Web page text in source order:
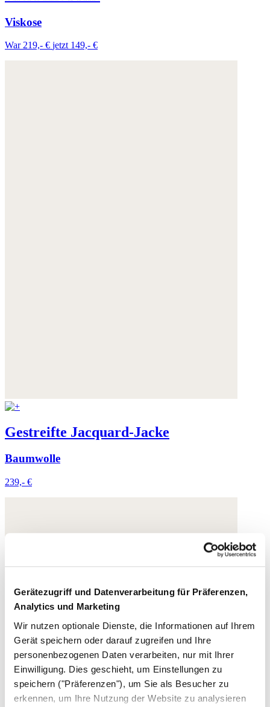
Gerätezugriff und Datenverarbeitung für Präferenzen,
Analytics und Marketing
Wir nutzen optionale Dienste, die Informationen auf Ihrem
Gerät speichern oder darauf zugreifen und Ihre
personenbezogenen Daten verarbeiten, nur mit Ihrer
Einwilligung. Dies geschieht, um Einstellungen zu
speichern ("Präferenzen"), um Sie als Besucher zu
erkennen, um Ihre Nutzung der Website zu analysieren
Viskose
War 219,- € jetzt 149,- €
Gestreifte Jacquard-Jacke
Baumwolle
239,- €